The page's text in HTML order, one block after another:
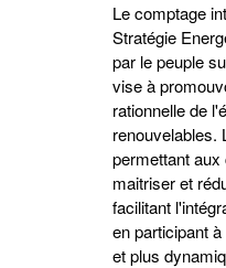
Le comptage
Stratégie
par le peuple
vise à
rationnelle de
renouvelables.
permettant
maitriser et
facilitant
en participant
et plus